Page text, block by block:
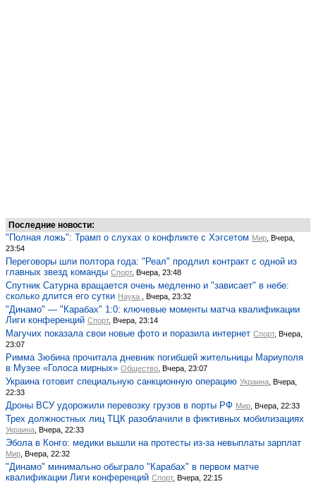
Последние новости:
"Полная ложь": Трамп о слухах о конфликте с Хэгсетом Мир , Вчера,
23:54
Переговоры шли полтора года: "Реал" продлил контракт с одной из
главных звезд команды Спорт, Вчера, 23:48
Спутник Сатурна вращается очень медленно и "зависает" в небе:
сколько длится его сутки Наука , Вчера, 23:32
"Динамо" — "Карабах" 1:0: ключевые моменты матча квалификации
Лиги конференций Спорт, Вчера, 23:14
Магучих показала свои новые фото и поразила интернет Спорт, Вчера,
23:07
Римма Зюбина прочитала дневник погибшей жительницы Мариуполя
в Музее «Голоса мирных» Общество , Вчера, 23:07
Украина готовит специальную санкционную операцию Украина , Вчера,
22:33
Дроны ВСУ удорожили перевозку грузов в порты РФ Мир , Вчера, 22:33
Трех должностных лиц ТЦК разоблачили в фиктивных мобилизациях
Украина , Вчера, 22:33
Эбола в Конго: медики вышли на протесты из-за невыплаты зарплат
Мир , Вчера, 22:32
"Динамо" минимально обыграло "Карабах" в первом матче
квалификации Лиги конференций Спорт, Вчера, 22:15